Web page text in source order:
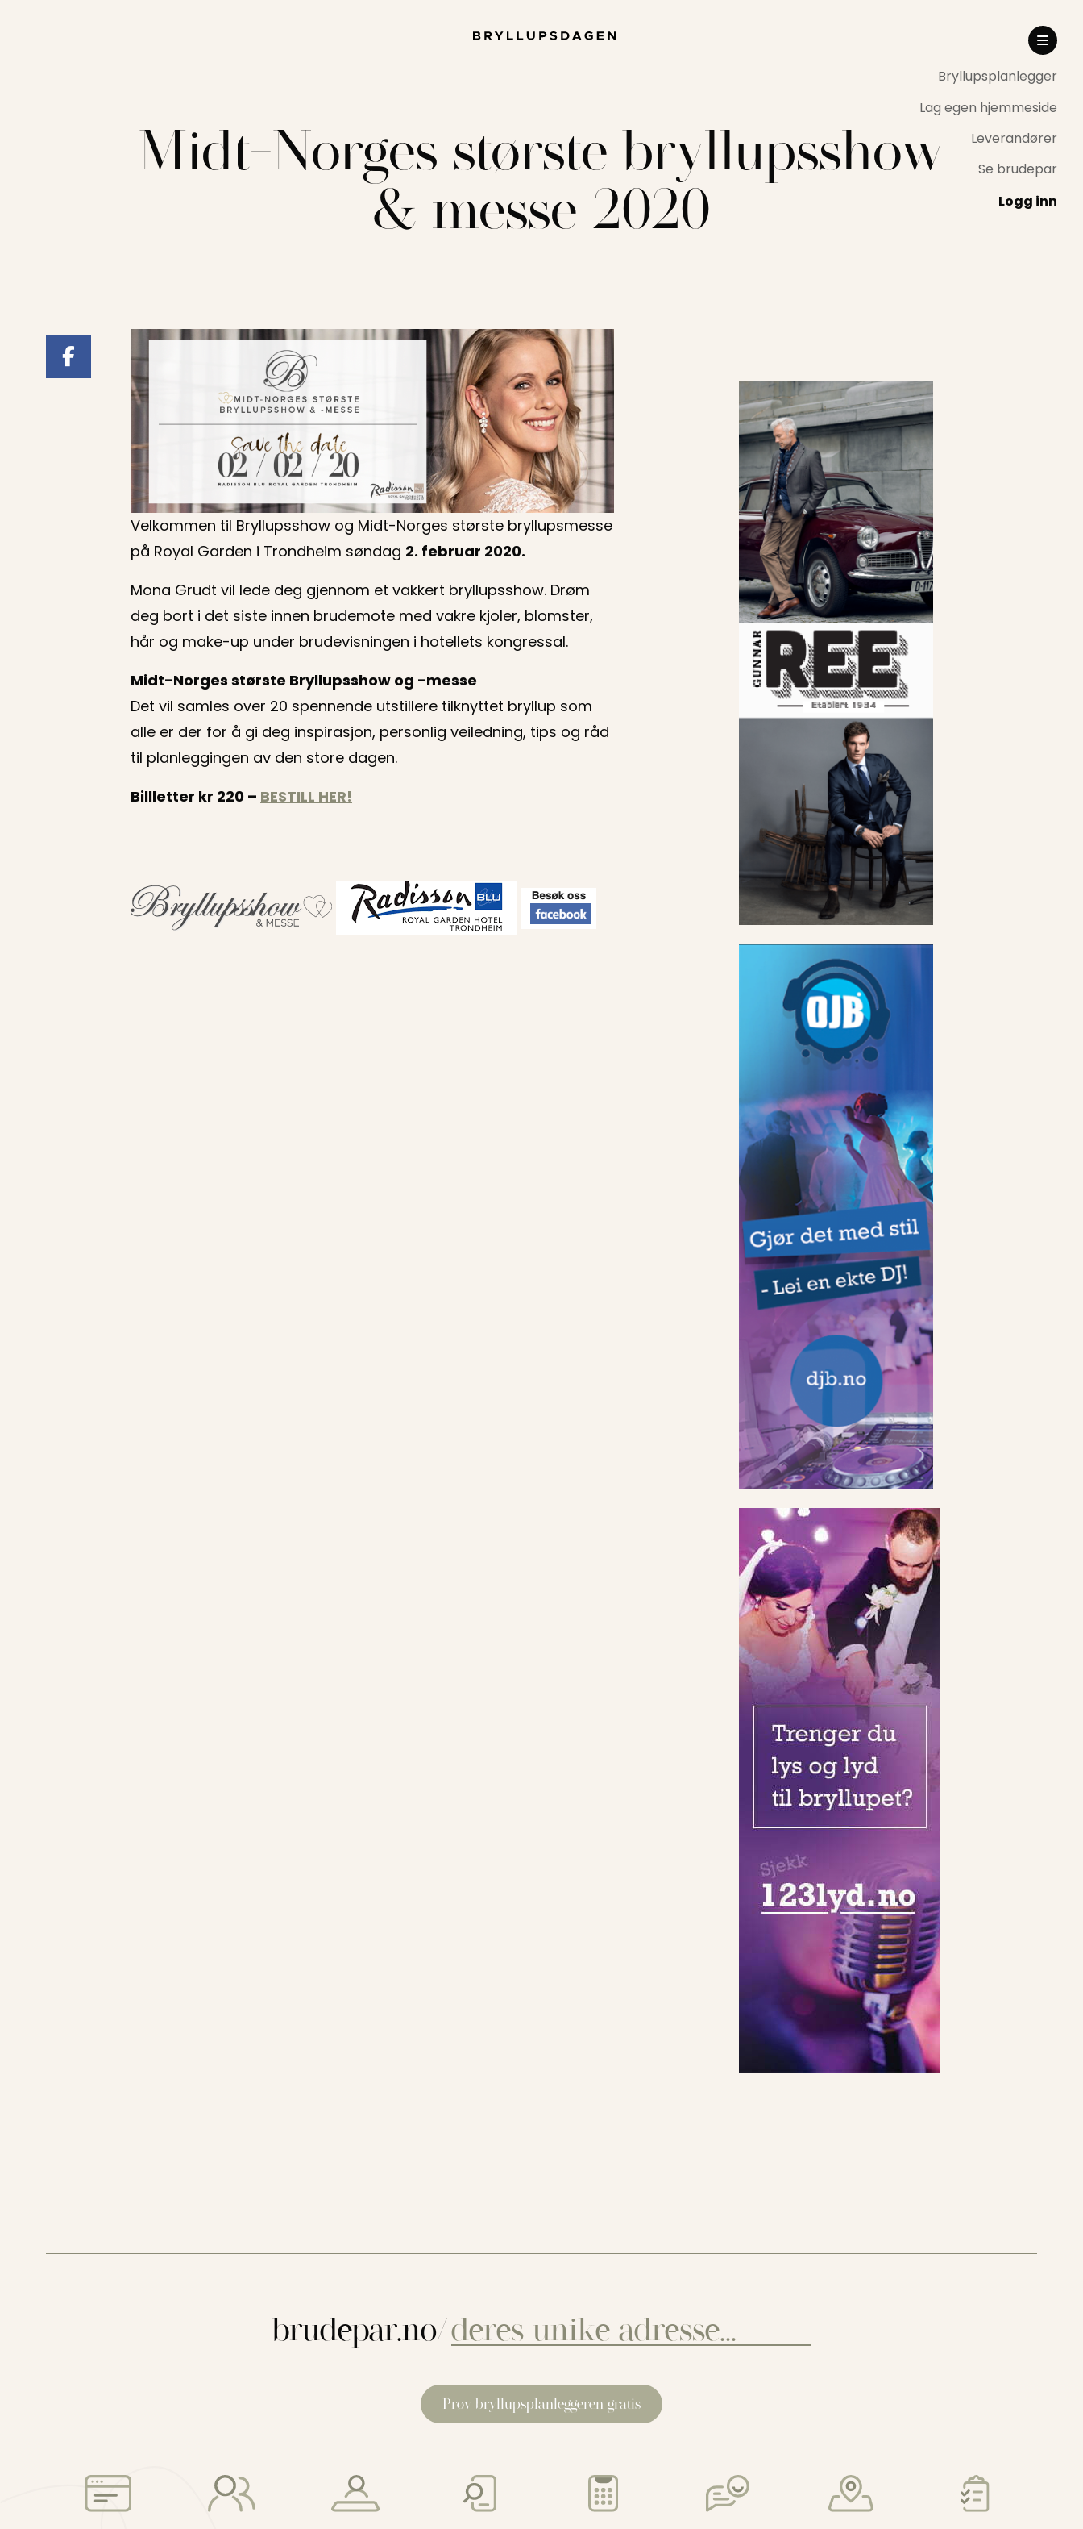
Bryllupsplanlegger
Lag egen hjemmeside
Leverandører
Se brudepar
Logg inn
Midt-Norges største bryllupsshow
& messe 2020
Velkommen til Bryllupsshow og Midt-Norges største bryllupsmesse
på Royal Garden i Trondheim søndag 2. februar 2020.
Mona Grudt vil lede deg gjennom et vakkert bryllupsshow. Drøm
deg bort i det siste innen brudemote med vakre kjoler, blomster,
hår og make-up under brudevisningen i hotellets kongressal.
Midt-Norges største Bryllupsshow og -messe
Det vil samles over 20 spennende utstillere tilknyttet bryllup som
alle er der for å gi deg inspirasjon, personlig veiledning, tips og råd
til planleggingen av den store dagen.
Billletter kr 220 – BESTILL HER!
brudepar.no/
Prøv bryllupsplanleggeren gratis